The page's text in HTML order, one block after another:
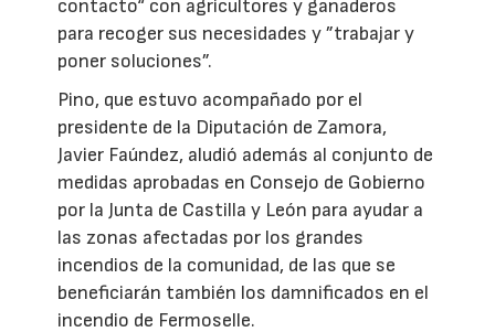
contacto“ con agricultores y ganaderos
para recoger sus necesidades y ”trabajar y
poner soluciones”.
Pino, que estuvo acompañado por el
presidente de la Diputación de Zamora,
Javier Faúndez, aludió además al conjunto de
medidas aprobadas en Consejo de Gobierno
por la Junta de Castilla y León para ayudar a
las zonas afectadas por los grandes
incendios de la comunidad, de las que se
beneficiarán también los damnificados en el
incendio de Fermoselle.